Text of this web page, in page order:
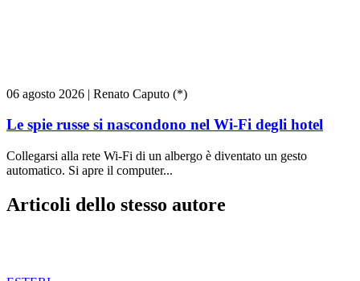
06 agosto 2026 | Renato Caputo (*)
Le spie russe si nascondono nel Wi-Fi degli hotel
Collegarsi alla rete Wi-Fi di un albergo è diventato un gesto
automatico. Si apre il computer...
Articoli dello stesso autore